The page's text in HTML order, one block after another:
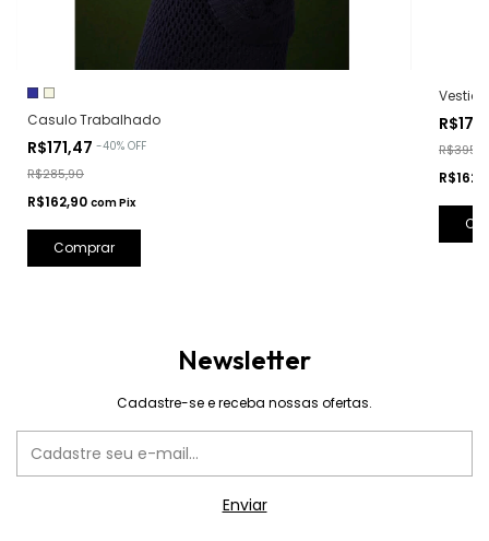
Casulo Trabalhado
R$171,47 -40% OFF
R$285,90
R$162,90 comPix
Comprar
Newsletter
Cadastre-se e receba nossas ofertas.